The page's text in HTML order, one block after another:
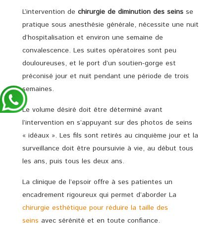
L’intervention de chirurgie de diminution des seins se
pratique sous anesthésie générale, nécessite une nuit
d’hospitalisation et environ une semaine de
convalescence. Les suites opératoires sont peu
douloureuses, et le port d’un soutien-gorge est
préconisé jour et nuit pendant une période de trois
semaines.
Le volume désiré doit être déterminé avant
l’intervention en s’appuyant sur des photos de seins
« idéaux ». Les fils sont retirés au cinquième jour et la
surveillance doit être poursuivie à vie, au début tous
les ans, puis tous les deux ans.
La clinique de l’epsoir offre à ses patientes un
encadrement rigoureux qui permet d’aborder La
chirurgie esthétique pour réduire la taille des
seins avec sérénité et en toute confiance.